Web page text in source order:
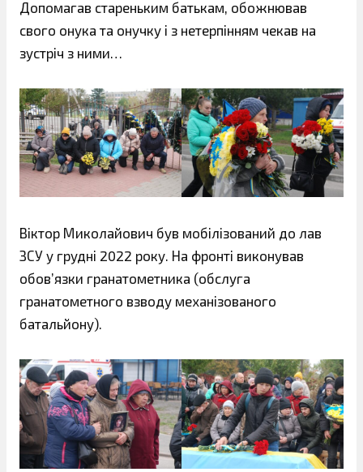
Допомагав стареньким батькам, обожнював
свого онука та онучку і з нетерпінням чекав на
зустріч з ними…
Віктор Миколайович був мобілізований до лав
ЗСУ у грудні 2022 року. На фронті виконував
обов’язки гранатометника (обслуга
гранатометного взводу механізованого
батальйону).